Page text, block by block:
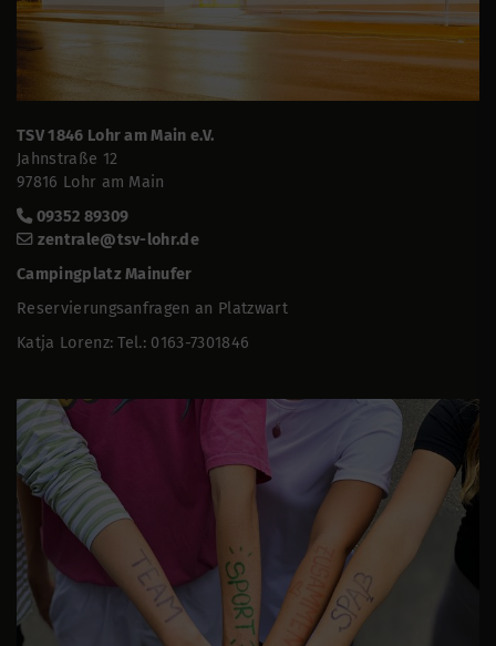
TSV 1846 Lohr am Main e.V.
Jahnstraße 12
97816 Lohr am Main
09352 89309
zentrale@tsv-lohr.de
Campingplatz Mainufer
Reservierungsanfragen an Platzwart
Katja Lorenz: Tel.: 0163-7301846